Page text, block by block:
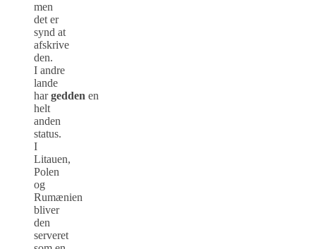
men
det er
synd at
afskrive
den.
I andre
lande
hargedden en
helt
anden
status.
I
Litauen,
Polen
og
Rumænien
bliver
den
serveret